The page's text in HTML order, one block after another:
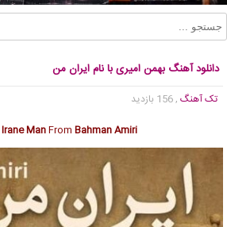
دانلود آهنگ بهمن امیری با نام ایران من
تک آهنگ , 156 بازدید
Irane ManFrom Bahman Amiri